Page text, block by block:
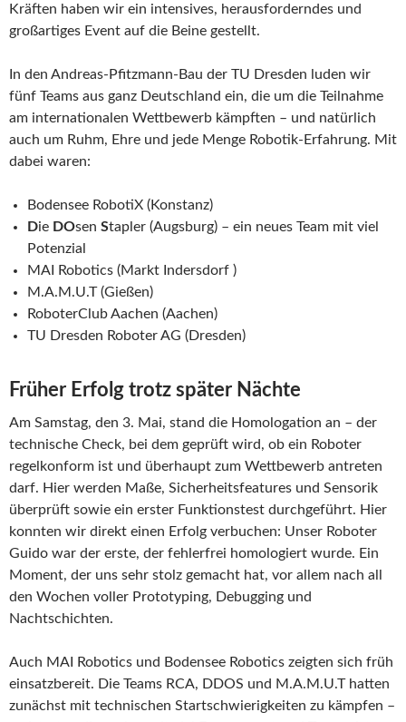
Kräften haben wir ein intensives, herausforderndes und
großartiges Event auf die Beine gestellt.
In den Andreas-Pfitzmann-Bau der TU Dresden luden wir
fünf Teams aus ganz Deutschland ein, die um die Teilnahme
am internationalen Wettbewerb kämpften – und natürlich
auch um Ruhm, Ehre und jede Menge Robotik-Erfahrung. Mit
dabei waren:
Bodensee RobotiX (Konstanz)
Die DOsen Stapler (Augsburg) – ein neues Team mit viel
Potenzial
MAI Robotics (Markt Indersdorf )
M.A.M.U.T (Gießen)
RoboterClub Aachen (Aachen)
TU Dresden Roboter AG (Dresden)
Früher Erfolg trotz später Nächte
Am Samstag, den 3. Mai, stand die Homologation an – der
technische Check, bei dem geprüft wird, ob ein Roboter
regelkonform ist und überhaupt zum Wettbewerb antreten
darf. Hier werden Maße, Sicherheitsfeatures und Sensorik
überprüft sowie ein erster Funktionstest durchgeführt. Hier
konnten wir direkt einen Erfolg verbuchen: Unser Roboter
Guido war der erste, der fehlerfrei homologiert wurde. Ein
Moment, der uns sehr stolz gemacht hat, vor allem nach all
den Wochen voller Prototyping, Debugging und
Nachtschichten.
Auch MAI Robotics und Bodensee Robotics zeigten sich früh
einsatzbereit. Die Teams RCA, DDOS und M.A.M.U.T hatten
zunächst mit technischen Startschwierigkeiten zu kämpfen –